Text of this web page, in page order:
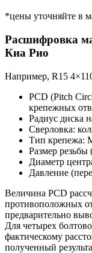
*цены уточняйте в
Расшифровка
Киа Рио
Например, R15
PCD (Pitch
крепежных
Радиус диска
Сверловка:
Тип крепежа:
Размер резьбы
Диаметр
Давление
Величина PCD
противоположных
предварительно
Для четырех
фактическому
полученный